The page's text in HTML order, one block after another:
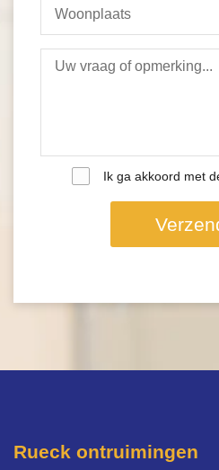
Ik ga akkoord met
Rueck ontruimingen